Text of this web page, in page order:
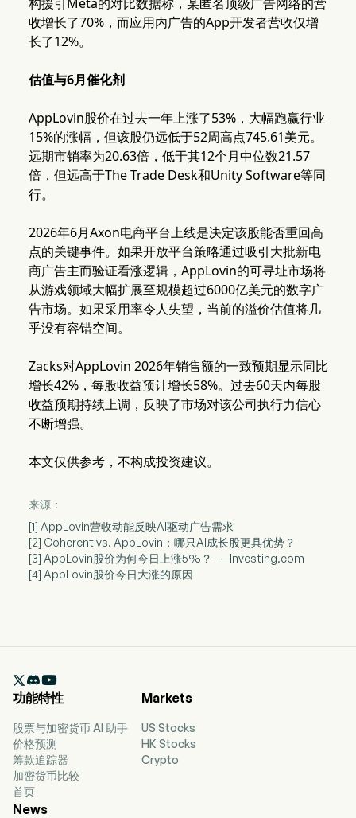
收增长了70%，而应用内广告的App开发者营收仅增
长了12%。
估值与6月催化剂
AppLovin股价在过去一年上涨了53%，大幅跑赢行业
15%的涨幅，但该股仍远低于52周高点745.61美元。
远期市销率为20.63倍，低于其12个月中位数21.57
倍，但远高于The Trade Desk和Unity Software等同
行。
2026年6月Axon电商平台上线是决定该股能否重回高
点的关键事件。如果开放平台策略通过吸引大批新电
商广告主而验证看涨逻辑，AppLovin的可寻址市场将
从游戏领域大幅扩展至规模超过6000亿美元的数字广
告市场。如果采用率令人失望，当前的溢价估值将几
乎没有容错空间。
Zacks对AppLovin 2026年销售额的一致预期显示同比
增长42%，每股收益预计增长58%。过去60天内每股
收益预期持续上调，反映了市场对该公司执行力信心
不断增强。
本文仅供参考，不构成投资建议。
来源：
[1] AppLovin营收动能反映AI驱动广告需求
[2] Coherent vs. AppLovin：哪只AI成长股更具优势？
[3] AppLovin股价为何今日上涨5%？——Investing.com
[4] AppLovin股价今日大涨的原因

功能特性
股票与加密货币 AI 助手
价格预测
筹款追踪器
加密货币比较
首页
Markets
US Stocks
HK Stocks
Crypto
News